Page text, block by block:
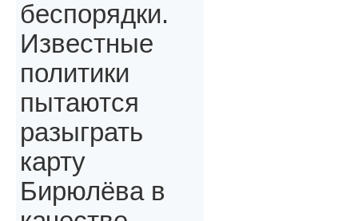
беспорядки.
Известные
политики
пытаются
разыграть
карту
Бирюлёва в